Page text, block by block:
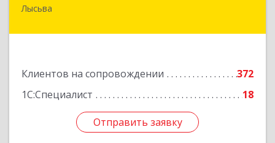
Лысьва
Клиентов на сопровождении
372
1С:Специалист
18
Отправить заявку
618909, Пермский край, Лысьва г, Репина ул,
Отправить заявку